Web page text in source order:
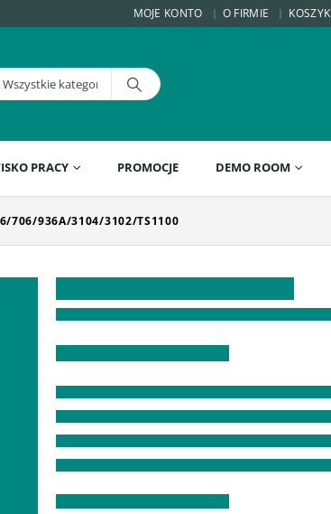
MOJE KONTO O FIRMIE KOSZYK
PRACY PROMOCJE DEMO ROOM
706/936A/3104/3102/TS1100